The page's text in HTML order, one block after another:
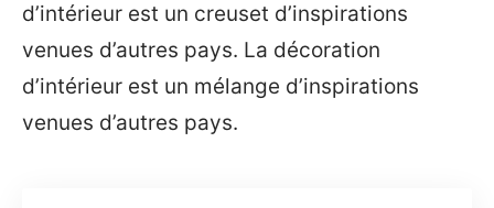
d’intérieur est un creuset d’inspirations
venues d’autres pays. La décoration
d’intérieur est un mélange d’inspirations
venues d’autres pays.